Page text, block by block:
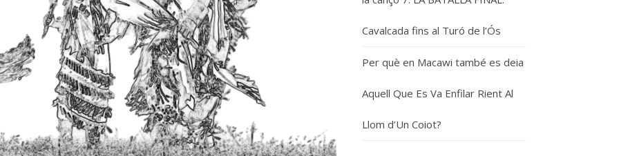
Cavalcada fins al Turó de l’Ós
Per què en Macawi també es deia
Aquell Que Es Va Enfilar Rient Al
Llom d’Un Coiot?